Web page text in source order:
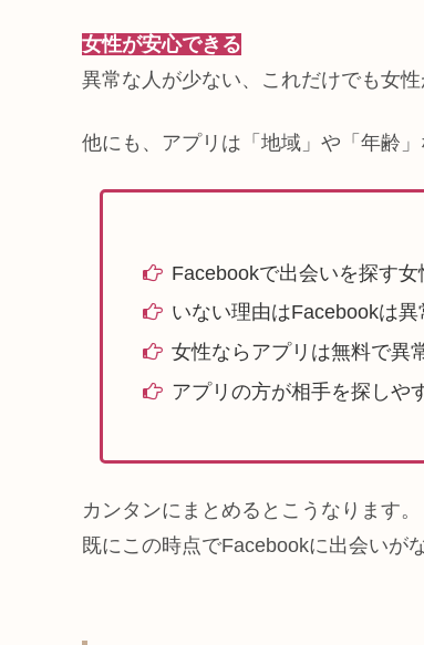
女性が安心できる
異常な人が少ない、これだけでも女
他にも、アプリは「地域」や「年齢
Facebookで出会いを探す女
いない理由はFacebookは異
女性ならアプリは無料で異
アプリの方が相手を探しや
カンタンにまとめるとこうなります。
既にこの時点でFacebookに出会いが